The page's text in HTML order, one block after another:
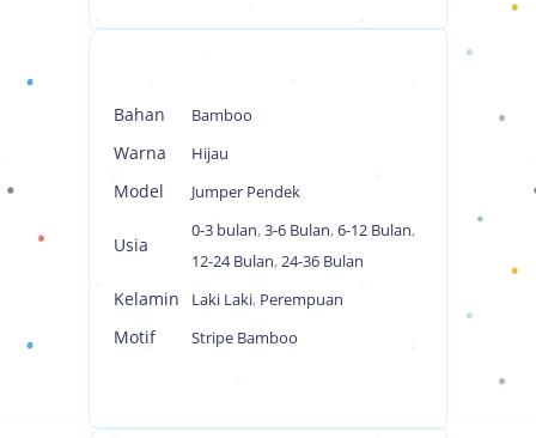
Bahan Bamboo
Warna Hijau
Model Jumper Pendek
Usia
0-3 bulan, 3-6 Bulan, 6-12 Bulan,
12-24 Bulan, 24-36 Bulan
Kelamin Laki Laki, Perempuan
Motif Stripe Bamboo